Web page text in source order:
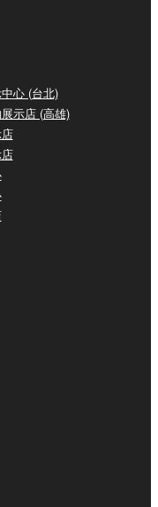
心 (台北)
示店 (高雄)